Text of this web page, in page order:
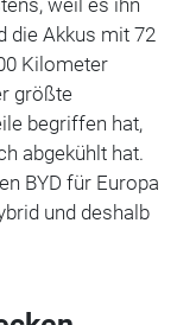
weil es ihn
die Akkus mit 72
Kilometer
größte
begriffen hat,
abgekühlt hat.
BYD für Europa
und deshalb